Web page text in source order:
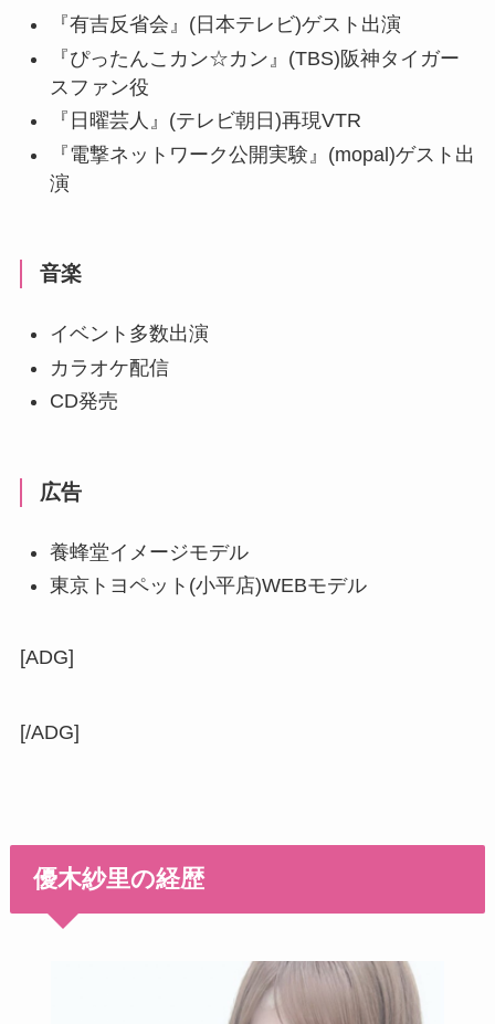
『有吉反省会』(日本テレビ)ゲスト出演
『ぴったんこカン☆カン』(TBS)阪神タイガー
スファン役
『日曜芸人』(テレビ朝日)再現VTR
『電撃ネットワーク公開実験』(mopal)ゲスト出
演
音楽
イベント多数出演
カラオケ配信
CD発売
広告
養蜂堂イメージモデル
東京トヨペット(小平店)WEBモデル
[ADG]
[/ADG]
優木紗里の経歴